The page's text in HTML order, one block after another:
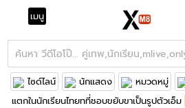
เมนู
ไซด์ไลน์ นักแสดง หมวดหมู่
แตกในนักเรียนไทยทที่ชอบขยับขาเป็นรูปตัวเอ็ม